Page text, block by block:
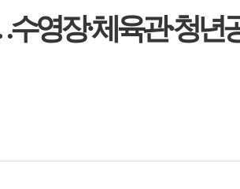
영장·체육관·청년